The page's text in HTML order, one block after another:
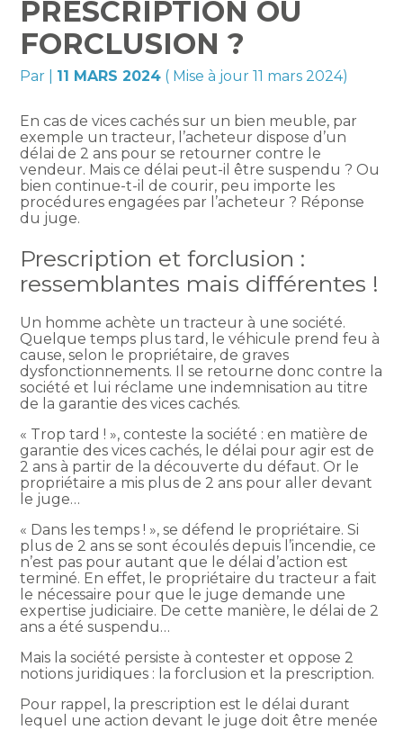
PRESCRIPTION OU
FORCLUSION ?
Par 11 MARS 2024 ( Mise à jour 11 mars 2024)
En cas de vices cachés sur un bien meuble, par
exemple un tracteur, l’acheteur dispose d’un
délai de 2 ans pour se retourner contre le
vendeur. Mais ce délai peut-il être suspendu ? Ou
bien continue-t-il de courir, peu importe les
procédures engagées par l’acheteur ? Réponse
du juge.
Prescription et forclusion :
ressemblantes mais différentes !
Un homme achète un tracteur à une société.
Quelque temps plus tard, le véhicule prend feu à
cause, selon le propriétaire, de graves
dysfonctionnements. Il se retourne donc contre la
société et lui réclame une indemnisation au titre
de la garantie des vices cachés.
« Trop tard ! », conteste la société : en matière de
garantie des vices cachés, le délai pour agir est de
2 ans à partir de la découverte du défaut. Or le
propriétaire a mis plus de 2 ans pour aller devant
le juge…
« Dans les temps ! », se défend le propriétaire. Si
plus de 2 ans se sont écoulés depuis l’incendie, ce
n’est pas pour autant que le délai d’action est
terminé. En effet, le propriétaire du tracteur a fait
le nécessaire pour que le juge demande une
expertise judiciaire. De cette manière, le délai de 2
ans a été suspendu…
Mais la société persiste à contester et oppose 2
notions juridiques : la forclusion et la prescription.
Pour rappel, la prescription est le délai durant
lequel une action devant le juge doit être menée